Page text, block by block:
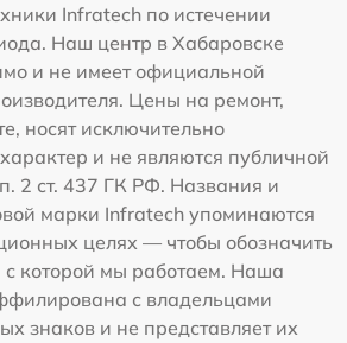
Infratech по истечении
Наш центр в Хабаровске
и не имеет официальной
Цены на ремонт,
носят исключительно
и не являются публичной
2 ст. 437 ГК РФ. Названия и
марки Infratech упоминаются
целях — чтобы обозначить
с которой мы работаем. Наша
с владельцами
знаков и не представляет их